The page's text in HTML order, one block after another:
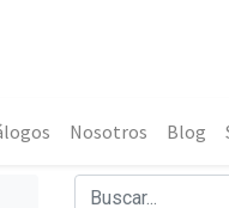
Nosotros Blog